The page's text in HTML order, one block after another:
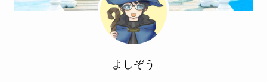
よしぞう